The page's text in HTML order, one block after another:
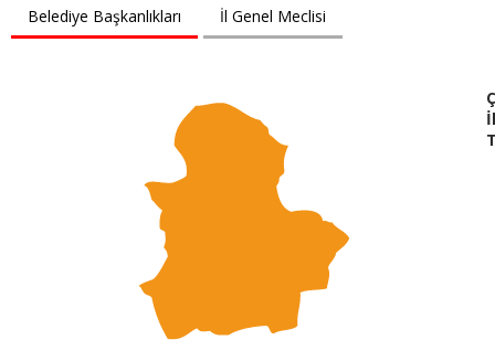
Belediye Başkanlıkları İl Genel Meclisi